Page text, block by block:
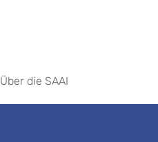
Über die SAAI